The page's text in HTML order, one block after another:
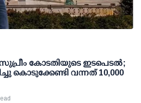
കോടതിയുടെ ഇടപെടല്‍;
കൊടുക്കേണ്ടി വന്നത് 10,000